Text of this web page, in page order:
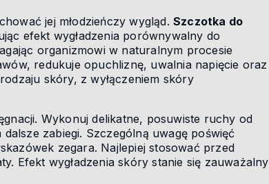
jej młodzieńczy wygląd. Szczotka do
efekt wygładzenia porównywalny do
organizmowi w naturalnym procesie
redukuje opuchliznę, uwalnia napięcie oraz
skóry, z wyłączeniem skóry
Wykonuj delikatne, posuwiste ruchy od
zabiegi. Szczególną uwagę poświęć
zegara. Najlepiej stosować przed
Efekt wygładzenia skóry stanie się zauważalny